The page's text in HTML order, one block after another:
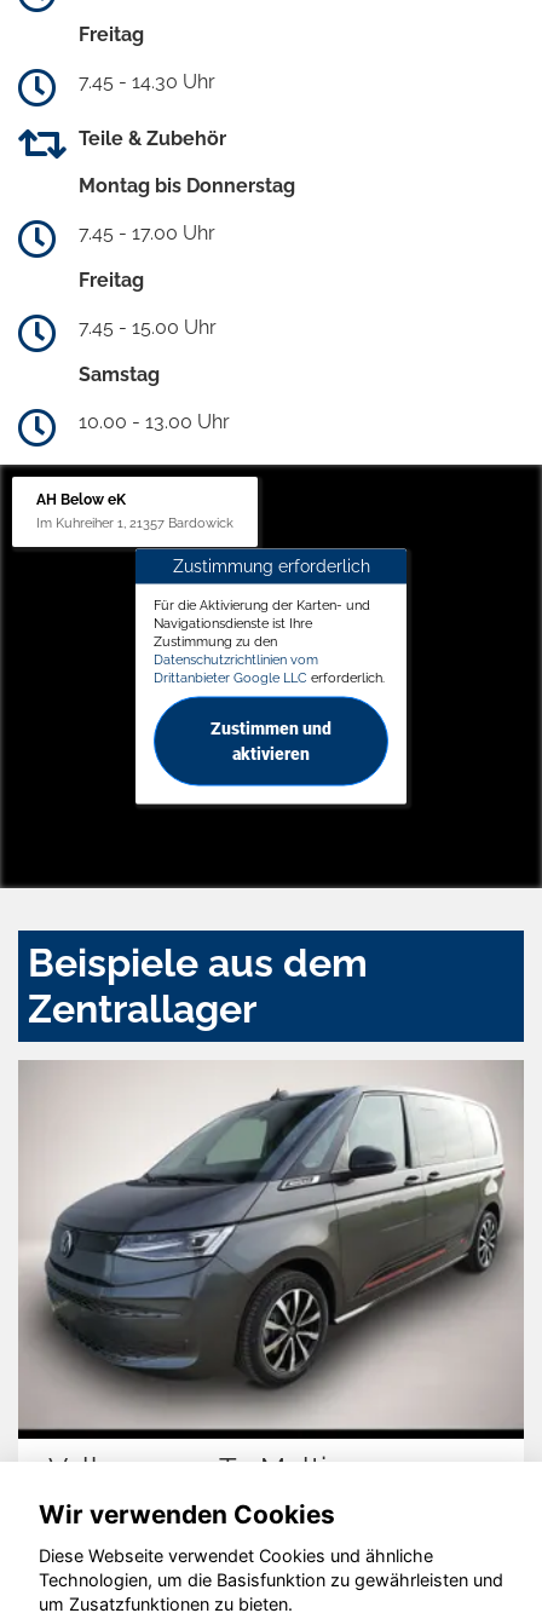
Freitag
7.45 - 14.30 Uhr
Teile & Zubehör
Montag bis Donnerstag
7.45 - 17.00 Uhr
Freitag
7.45 - 15.00 Uhr
Samstag
10.00 - 13.00 Uhr
AH Below eK
Im Kuhreiher 1, 21357 Bardowick
Zustimmung erforderlich
Für die Aktivierung der Karten- und
Navigationsdienste ist Ihre
Zustimmung zu den
Datenschutzrichtlinien vom
Drittanbieter Google LLC erforderlich.
Zustimmen und
aktivieren
Beispiele aus dem
Zentrallager
T7 Multivan Opel
© konjunkturmotor.de GmbH 2020 - 2026
Wir verwenden Cookies
Diese Webseite verwendet Cookies und ähnliche
Technologien, um die Basisfunktion zu gewährleisten und
um Zusatzfunktionen zu bieten.